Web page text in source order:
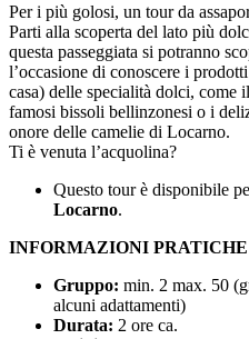
Per i più golosi, un tour da
Parti alla scoperta del lato più
questa passeggiata si potranno
l’occasione di conoscere i
casa) delle specialità dolci, come
famosi bissoli bellinzonesi o i
onore delle camelie di Locarno.
Ti è venuta l’acquolina?
Questo tour è disponibile
Locarno.
INFORMAZIONI PRATICHE
Gruppo: min. 2 max. 50
alcuni adattamenti)
Durata: 2 ore ca.